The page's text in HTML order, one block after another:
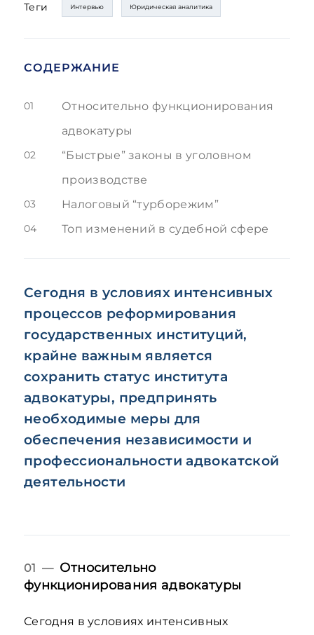
Теги Интервью Юридическая аналитика
СОДЕРЖАНИЕ
01
Относительно функционирования
адвокатуры
02
“Быстрые” законы в уголовном
производстве
03 Налоговый “турборежим”
04 Топ изменений в судебной сфере
Сегодня в условиях интенсивных
процессов реформирования
государственных институций,
крайне важным является
сохранить статус института
адвокатуры, предпринять
необходимые меры для
обеспечения независимости и
профессиональности адвокатской
деятельности
01 — Относительно
функционирования адвокатуры
Сегодня в условиях интенсивных